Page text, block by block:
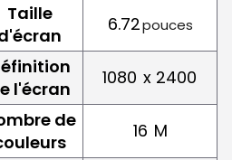
Taille
6.72pouces
l'écran
1080 x 2400
de
16 M